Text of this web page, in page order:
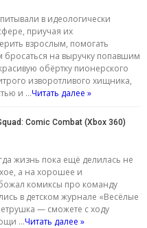
в идеологически
приучая их
взрослым, помогать
на выручку попавшим
обёртку пионерского
изворотливого хищника,
и …Читать далее »
Comic Combat (Xbox 360)
жизнь пока ещё делилась не
а на хорошее и
комиксы про команду
в детском журнале «Весёлые
— сможете с ходу
…Читать далее »